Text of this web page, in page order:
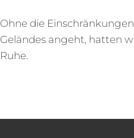
Ohne die
Geländes angeht, hatten
Ruhe.